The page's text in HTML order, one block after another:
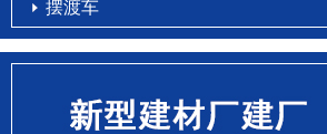
摆渡车